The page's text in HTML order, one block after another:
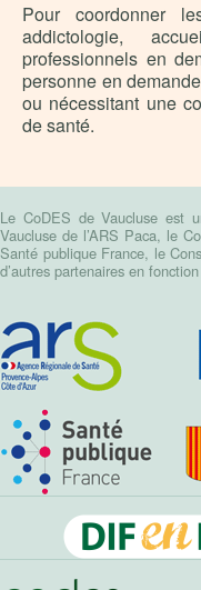
Pour coordonner
addictologie,
professionnels en
personne en
ou nécessitant une
de santé.
Le CoDES de Vaucluse est
Vaucluse de l’ARS Paca, le
Santé publique France, le
d’autres partenaires en